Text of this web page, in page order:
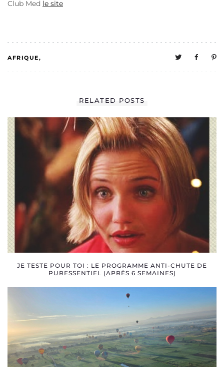
Club Med le site
AFRIQUE
RELATED POSTS
JE TESTE POUR TOI : LE PROGRAMME ANTI-CHUTE DE
PURESSENTIEL (APRÈS 6 SEMAINES)